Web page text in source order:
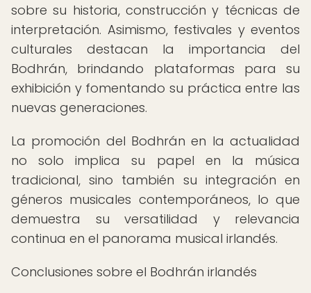
sobre su historia, construcción y técnicas de
interpretación. Asimismo, festivales y eventos
culturales destacan la importancia del
Bodhrán, brindando plataformas para su
exhibición y fomentando su práctica entre las
nuevas generaciones.
La promoción del Bodhrán en la actualidad
no solo implica su papel en la música
tradicional, sino también su integración en
géneros musicales contemporáneos, lo que
demuestra su versatilidad y relevancia
continua en el panorama musical irlandés.
Conclusiones sobre el Bodhrán irlandés